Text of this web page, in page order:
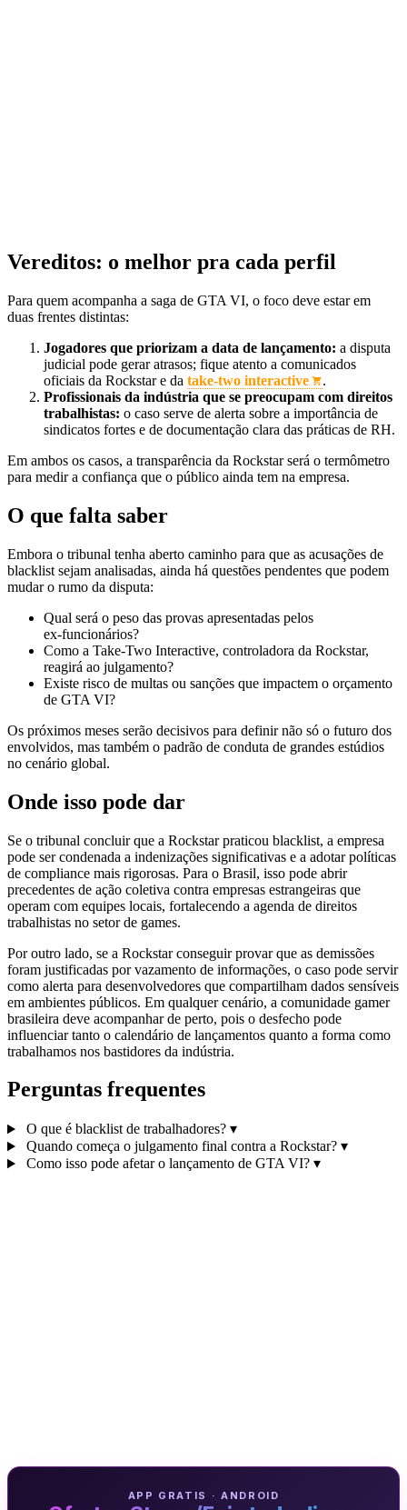
Vereditos: o melhor pra cada perfil
Para quem acompanha a saga de GTA VI, o foco deve estar em
duas frentes distintas:
Jogadores que priorizam a data de lançamento: a disputa
judicial pode gerar atrasos; fique atento a comunicados
oficiais da Rockstar e da take‑two interactive
.
Profissionais da indústria que se preocupam com direitos
trabalhistas: o caso serve de alerta sobre a importância de
sindicatos fortes e de documentação clara das práticas de RH.
Em ambos os casos, a transparência da Rockstar será o termômetro
para medir a confiança que o público ainda tem na empresa.
O que falta saber
Embora o tribunal tenha aberto caminho para que as acusações de
blacklist sejam analisadas, ainda há questões pendentes que podem
mudar o rumo da disputa:
Qual será o peso das provas apresentadas pelos
ex‑funcionários?
Como a Take‑Two Interactive, controladora da Rockstar,
reagirá ao julgamento?
Existe risco de multas ou sanções que impactem o orçamento
de GTA VI?
Os próximos meses serão decisivos para definir não só o futuro dos
envolvidos, mas também o padrão de conduta de grandes estúdios
no cenário global.
Onde isso pode dar
Se o tribunal concluir que a Rockstar praticou blacklist, a empresa
pode ser condenada a indenizações significativas e a adotar políticas
de compliance mais rigorosas. Para o Brasil, isso pode abrir
precedentes de ação coletiva contra empresas estrangeiras que
operam com equipes locais, fortalecendo a agenda de direitos
trabalhistas no setor de games.
Por outro lado, se a Rockstar conseguir provar que as demissões
foram justificadas por vazamento de informações, o caso pode servir
como alerta para desenvolvedores que compartilham dados sensíveis
em ambientes públicos. Em qualquer cenário, a comunidade gamer
brasileira deve acompanhar de perto, pois o desfecho pode
influenciar tanto o calendário de lançamentos quanto a forma como
trabalhamos nos bastidores da indústria.
Perguntas frequentes
O que é blacklist de trabalhadores? ▾
Quando começa o julgamento final contra a Rockstar? ▾
Como isso pode afetar o lançamento de GTA VI? ▾
APP GRATIS · ANDROID